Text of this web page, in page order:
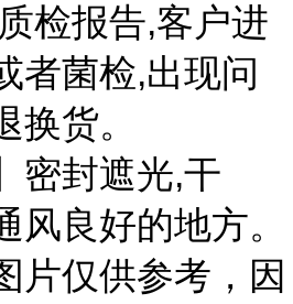
检报告,客户进
者菌检,出现问
换货。
密封遮光,干
风良好的地方。
片仅供参考，因